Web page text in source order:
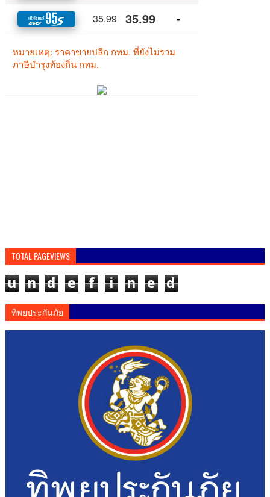
TOTAL PAGEVIEWS
u n d e f i n e d
ทิพยประกันภัย